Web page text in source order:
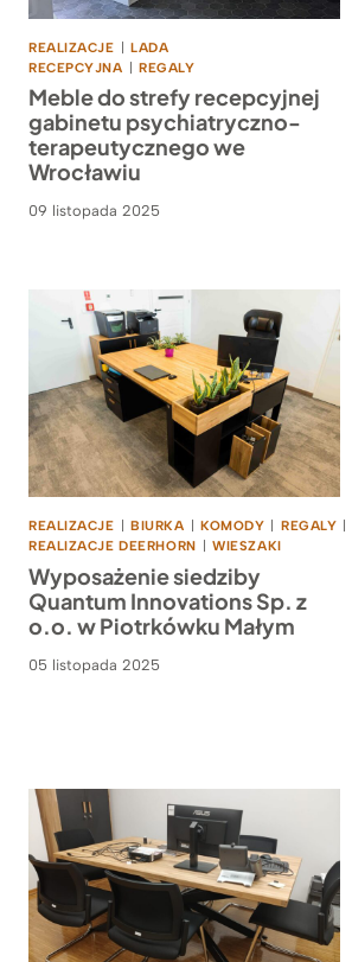
REALIZACJE | LADA
RECEPCYJNA | REGALY
Meble do strefy recepcyjnej
gabinetu psychiatryczno-
terapeutycznego we
Wrocławiu
09 listopada 2025
REALIZACJE BIURKA KOMODY REGALY
REALIZACJE DEERHORN
WIESZAKI
Wyposażenie siedziby
Quantum Innovations Sp. z
o.o. w Piotrkówku Małym
05 listopada 2025